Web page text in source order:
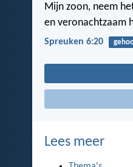
Mijn zoon, neem
en veronachtzaam
Spreuken 6:20
Lees meer